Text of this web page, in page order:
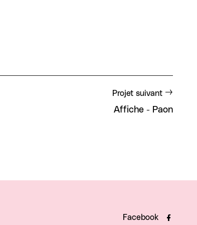
Projet suivant
Affiche - Paon
Facebook